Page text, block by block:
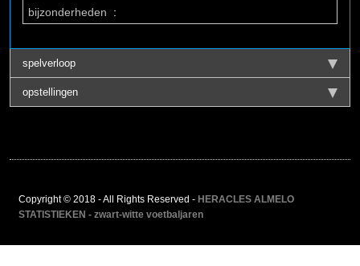
bijzonderheden
:
spelverloop
opstellingen
Copyright © 2018 - All Rights Reserved - HERACLES ALMELO
STATISTIEKEN - zwart-witte voetbaljaren